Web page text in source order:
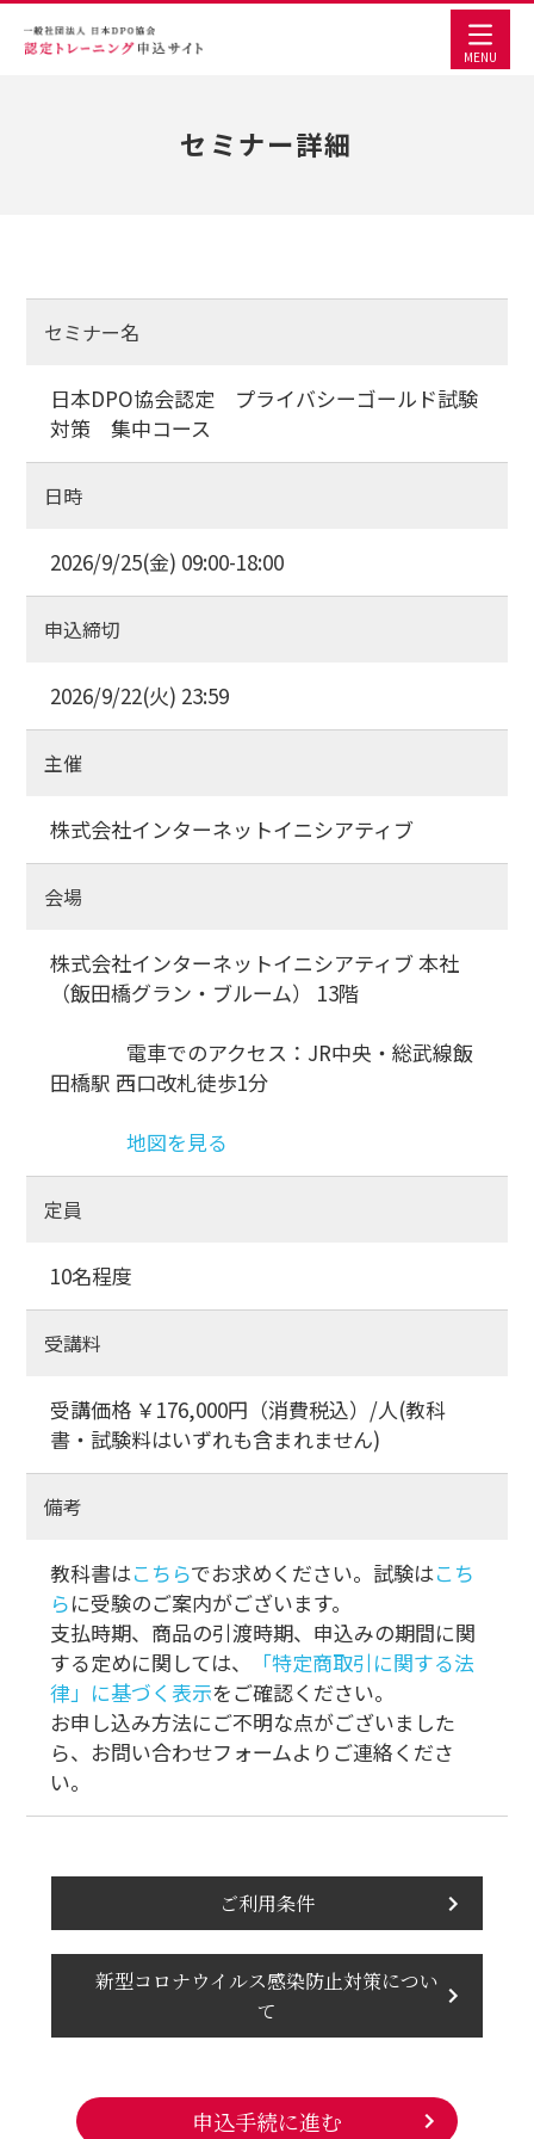
MENU
セミナー詳細
セミナー名
日本DPO協会認定 プライバシーゴールド試験
対策 集中コース
日時
2026/9/25(金) 09:00-18:00
申込締切
2026/9/22(火) 23:59
主催
株式会社インターネットイニシアティブ
会場
株式会社インターネットイニシアティブ 本社
（飯田橋グラン・ブルーム） 13階
電車でのアクセス：JR中央・総武線飯
田橋駅 西口改札徒歩1分
地図を見る
定員
10名程度
受講料
受講価格 ￥176,000円（消費税込）/人(教科
書・試験料はいずれも含まれません)
備考
教科書はこちらでお求めください。試験はこち
らに受験のご案内がございます。
支払時期、商品の引渡時期、申込みの期間に関
する定めに関しては、
「特定商取引に関する法
律」に基づく表示をご確認ください。
お申し込み方法にご不明な点がございました
ら、お問い合わせフォームよりご連絡くださ
い。
ご利用条件
新型コロナウイルス感染防止対策につい
て